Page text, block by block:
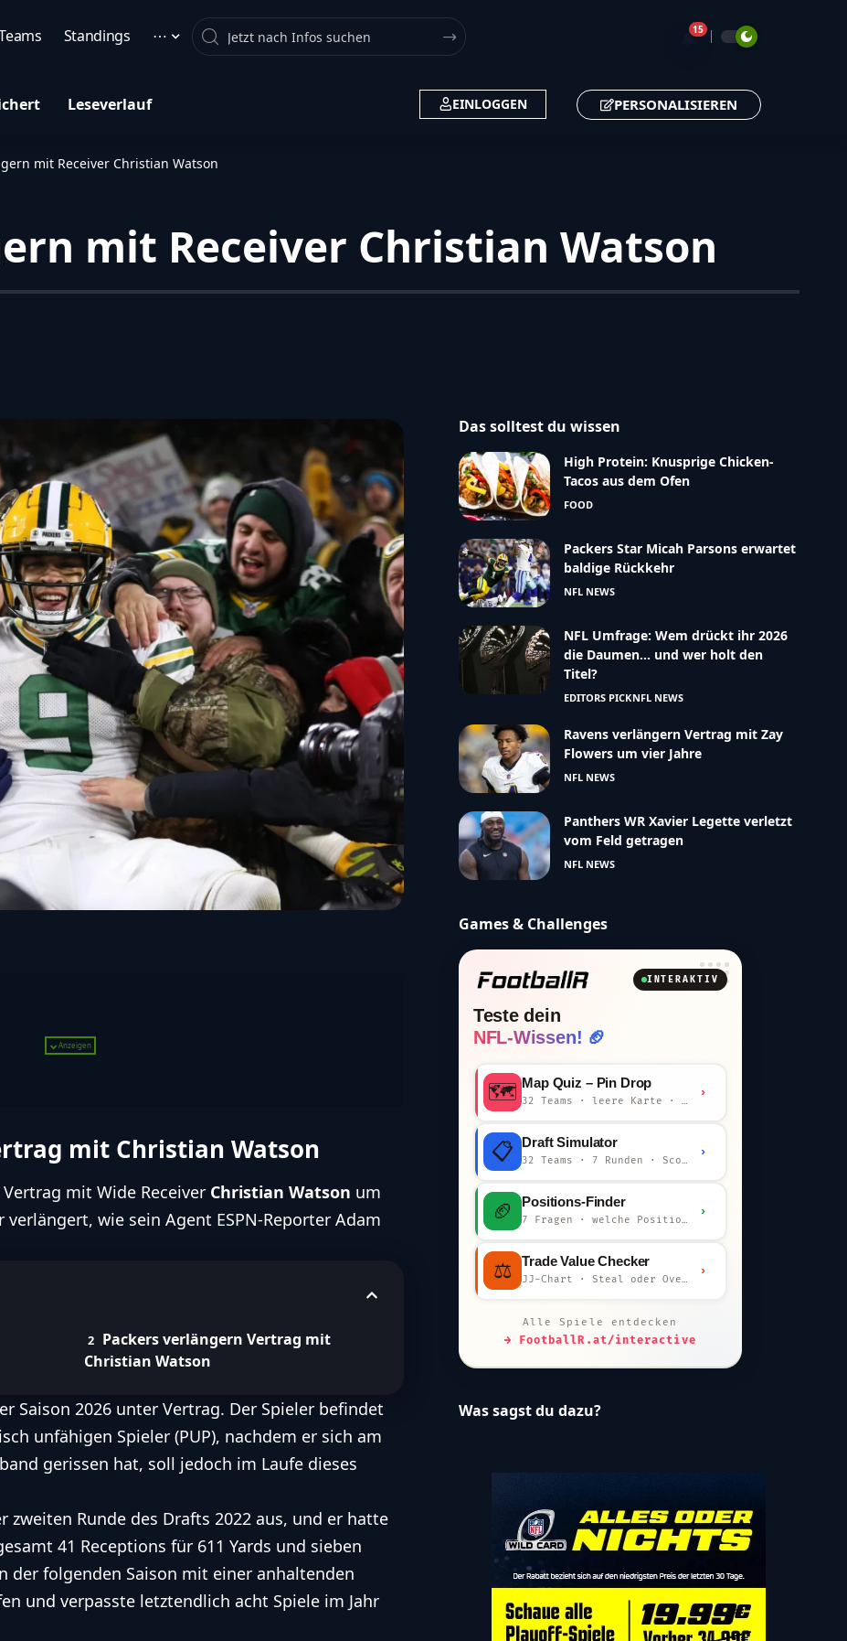
Standings ⋯ Search 🔔15
Leseverlauf EINLOGGEN PERSONALISIEREN
mit Receiver Christian Watson
mit Receiver Christian Watson
KI-generiert, Newsroom geprüft.
über folgende Themen zu erfahren:
Rookie-Saison und Verletzungen
Wide Receiver-Kader der Packers
Football Inhalten mit Hilfe von KI. Entdecke unsere Richtlinien zum ethischen Umgang mit
Anzeigen
mit Christian Watson
mit Wide Receiver Christian Watson um
wie sein Agent ESPN-Reporter Adam
Packers verlängern Vertrag mit
Christian Watson
Saison 2026 unter Vertrag. Der Spieler befindet
unfähigen Spieler (PUP), nachdem er sich am
gerissen hat, soll jedoch im Laufe dieses
zweiten Runde des Drafts 2022 aus, und er hatte
41 Receptions für 611 Yards und sieben
der folgenden Saison mit einer anhaltenden
und verpasste letztendlich acht Spiele im Jahr
Das solltest du wissen
High Protein: Knusprige Chicken-
Tacos aus dem Ofen
FOOD
Packers Star Micah Parsons erwartet
baldige Rückkehr
NFL NEWS
NFL Umfrage: Wem drückt ihr 2026
die Daumen… und wer holt den
Titel?
EDITORS PICKNFL NEWS
Ravens verlängern Vertrag mit Zay
Flowers um vier Jahre
NFL NEWS
Panthers WR Xavier Legette verletzt
vom Feld getragen
NFL NEWS
Games & Challenges
INTERAKTIV
Teste dein
NFL-Wissen! 🏈
🗺️ Map Quiz – Pin Drop
32 Teams · leere Karte · km-Wertung
›
📋 Draft Simulator
32 Teams · 7 Runden · Scout-Kommentar
›
🏈 Positions-Finder
7 Fragen · welche Position bist du?
›
⚖️ Trade Value Checker
JJ-Chart · Steal oder Overpay?
›
Alle Spiele entdecken
→ FootballR.at/interactive
Was sagst du dazu?